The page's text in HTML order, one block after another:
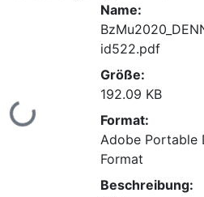
Lade...
Name:
id522.pdf
Größe:
192.09 KB
Format:
Adobe Portable
Format
Beschreibung: